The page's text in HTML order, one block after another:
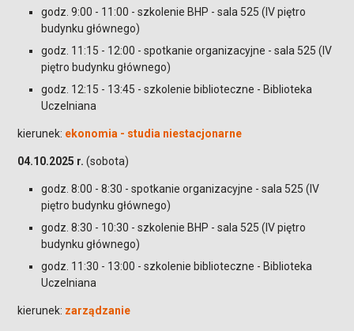
godz. 9:00 - 11:00 - szkolenie BHP - sala 525 (IV piętro
budynku głównego)
godz. 11:15 - 12:00 - spotkanie organizacyjne - sala 525 (IV
piętro budynku głównego)
godz. 12:15 - 13:45 - szkolenie biblioteczne - Biblioteka
Uczelniana
kierunek: ekonomia - studia niestacjonarne
04.10.2025 r. (sobota)
godz. 8:00 - 8:30 - spotkanie organizacyjne - sala 525 (IV
piętro budynku głównego)
godz. 8:30 - 10:30 - szkolenie BHP - sala 525 (IV piętro
budynku głównego)
godz. 11:30 - 13:00 - szkolenie biblioteczne - Biblioteka
Uczelniana
kierunek: zarządzanie